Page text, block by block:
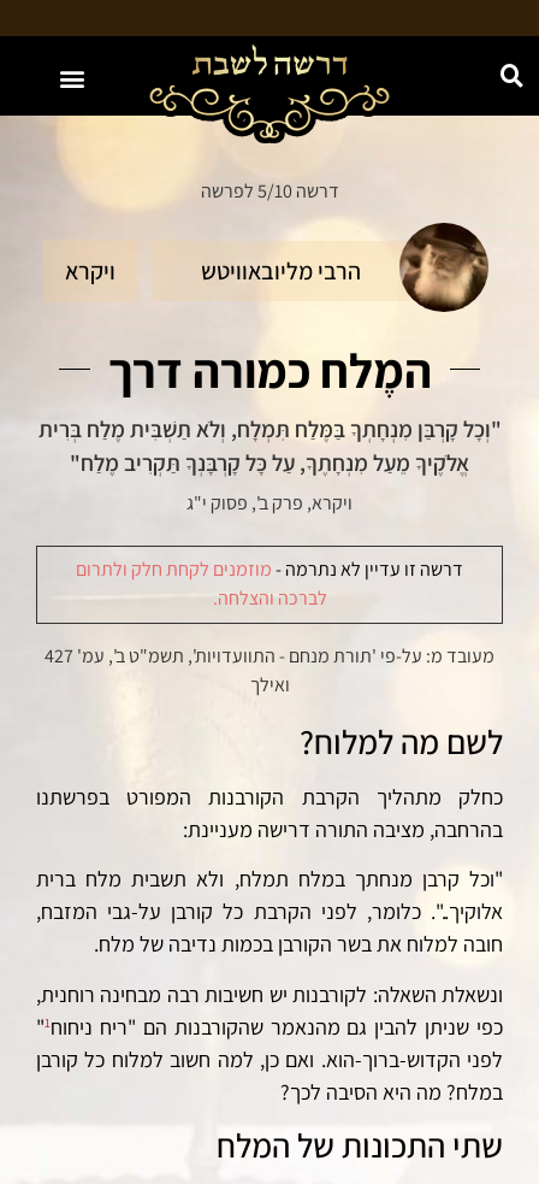
האתר מוקדש לע"נ חווה נחמה בת יעקב משה ז"ל
דרשה 5/10 לפרשה
הרבי מליובאוויטש ויקרא
המֶלח כמורה דרך
"וְכָל קָרְבַּן מִנְחָתְךָ בַּמֶּלַח תִּמְלָח, וְלֹא תַשְׁבִּית מֶלַח בְּרִית
אֱלֹקֶיךָ מֵעַל מִנְחָתֶךָ, עַל כָּל קָרְבָּנְךָ תַּקְרִיב מֶלַח"
ויקרא, פרק ב', פסוק י"ג
דרשה זו עדיין לא נתרמה -מוזמנים לקחת חלק ולתרום
לברכה והצלחה.
מעובד מ: על-פי 'תורת מנחם - התוועדויות', תשמ"ט ב', עמ' 427
ואילך
לשם מה למלוח?
כחלק מתהליך הקרבת הקורבנות המפורט בפרשתנו
בהרחבה, מציבה התורה דרישה מעניינת:
"וכל קרבן מנחתך במלח תמלח, ולא תשבית מלח ברית
אלוקיך..". כלומר, לפני הקרבת כל קורבן על-גבי המזבח,
חובה למלוח את בשר הקורבן בכמות נדיבה של מלח.
ונשאלת השאלה: לקורבנות יש חשיבות רבה מבחינה רוחנית,
כפי שניתן להבין גם מהנאמר שהקורבנות הם "ריח ניחוח1
"
לפני הקדוש-ברוך-הוא. ואם כן, למה חשוב למלוח כל קורבן
במלח? מה היא הסיבה לכך?
שתי התכונות של המלח